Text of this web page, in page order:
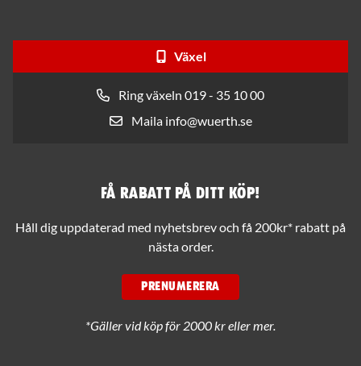
Växel
Ring växeln 019 - 35 10 00
Maila info@wuerth.se
Få rabatt på ditt köp!
Håll dig uppdaterad med nyhetsbrev och få 200kr* rabatt på
nästa order.
PRENUMERERA
*Gäller vid köp för 2000 kr eller mer.